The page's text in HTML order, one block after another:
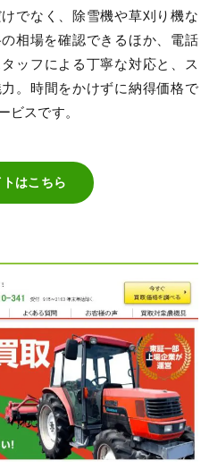
でなく、除雪機や草刈り機な
相場を確認できるほか、電話
ッフによる丁寧な対応と、ス
。時間をかけずに納得価格で
ビスです。
はこちら